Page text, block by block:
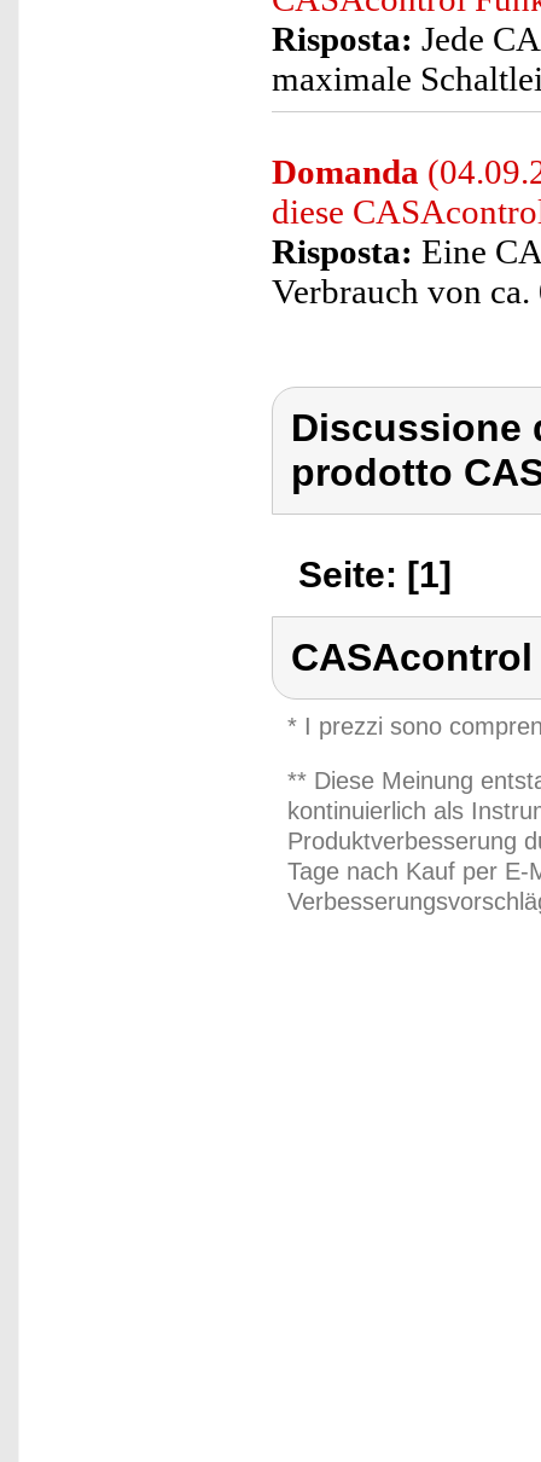
Risposta: Jede
maximale
Domanda
diese
Risposta: Eine
Verbrauch von ca.
Discussione
prodotto
Seite: [1]
CASAcontrol
* I prezzi sono
** Diese Meinung
kontinuierlich als
Produktverbesserung
Tage nach Kauf per E-